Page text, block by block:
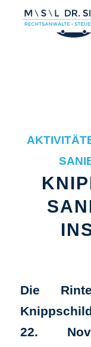
Die
22.